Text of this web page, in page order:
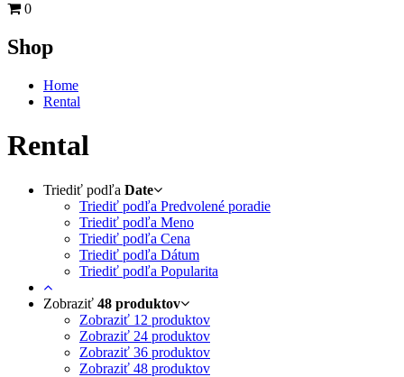
0
Shop
Home
Rental
Rental
Triediť podľa Date
Triediť podľa Predvolené poradie
Triediť podľa Meno
Triediť podľa Cena
Triediť podľa Dátum
Triediť podľa Popularita
Zobraziť 48 produktov
Zobraziť 12 produktov
Zobraziť 24 produktov
Zobraziť 36 produktov
Zobraziť 48 produktov